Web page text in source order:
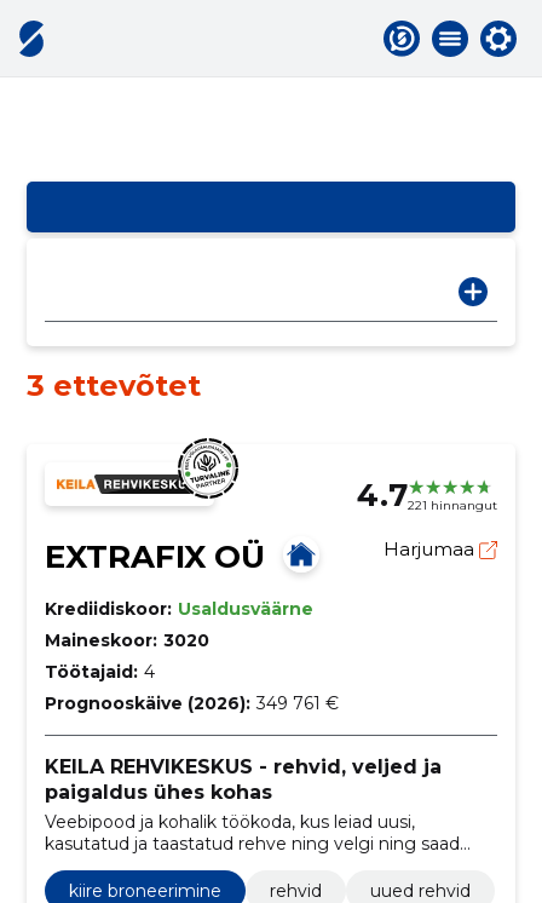
3 ettevõtet
4.7221 hinnangut
EXTRAFIX OÜ Harjumaa
Krediidiskoor: Usaldusväärne
Maineskoor: 3020
Töötajaid: 4
Prognooskäive (2026): 349 761 €
KEILA REHVIKESKUS - rehvid, veljed ja
paigaldus ühes kohas
Veebipood ja kohalik töökoda, kus leiad uusi,
kasutatud ja taastatud rehve ning velgi ning saad
kiire paigalduse ja velgede sirgendamise. Lihtne
tellida ja broneerida paigaldusaeg.
kiire broneerimine rehvid
uued rehvid